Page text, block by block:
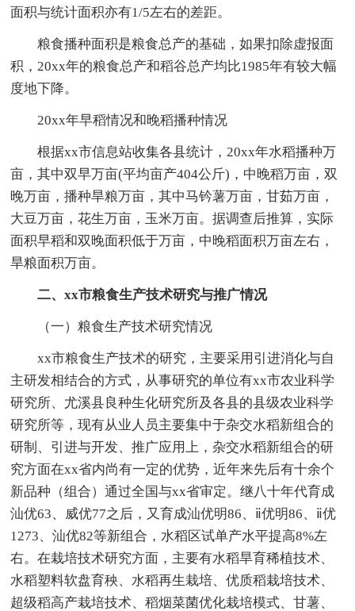
面积与统计面积亦有1/5左右的差距。
粮食播种面积是粮食总产的基础，如果扣除虚报面
积，20xx年的粮食总产和稻谷总产均比1985年有较大幅
度地下降。
20xx年早稻情况和晚稻播种情况
根据xx市信息站收集各县统计，20xx年水稻播种万
亩，其中双早万亩(平均亩产404公斤)，中晚稻万亩，双
晚万亩，播种旱粮万亩，其中马钤薯万亩，甘茹万亩，
大豆万亩，花生万亩，玉米万亩。据调查后推算，实际
面积早稻和双晚面积低于万亩，中晚稻面积万亩左右，
旱粮面积万亩。
二、xx市粮食生产技术研究与推广情况
（一）粮食生产技术研究情况
xx市粮食生产技术的研究，主要采用引进消化与自
主研发相结合的方式，从事研究的单位有xx市农业科学
研究所、尤溪县良种生化研究所及各县的县级农业科学
研究所等，现有从业人员主要集中于杂交水稻新组合的
研制、引进与开发、推广应用上，杂交水稻新组合的研
究方面在xx省内尚有一定的优势，近年来先后有十余个
新品种（组合）通过全国与xx省审定。继八十年代育成
汕优63、威优77之后，又育成汕优明86、ⅱ优明86、ⅱ优
1273、汕优82等新组合，水稻区试单产水平提高8%左
右。在栽培技术研究方面，主要有水稻旱育稀植技术、
水稻塑料软盘育秧、水稻再生栽培、优质稻栽培技术、
超级稻高产栽培技术、稻烟菜菌优化栽培模式、甘薯、